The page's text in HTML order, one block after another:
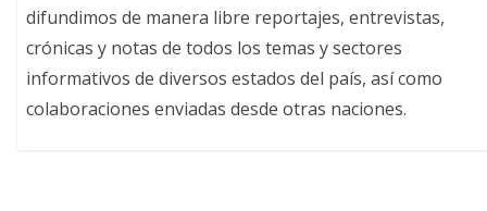
difundimos de manera libre reportajes, entrevistas,
crónicas y notas de todos los temas y sectores
informativos de diversos estados del país, así como
colaboraciones enviadas desde otras naciones.